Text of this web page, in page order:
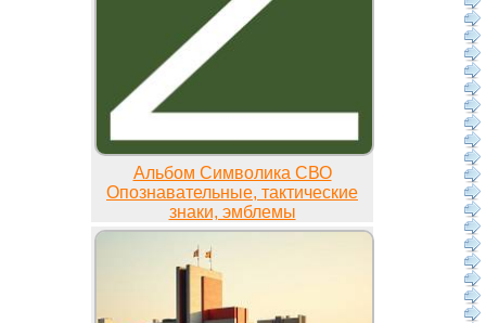
Альбом Символика СВО
Опознавательные, тактические
знаки, эмблемы